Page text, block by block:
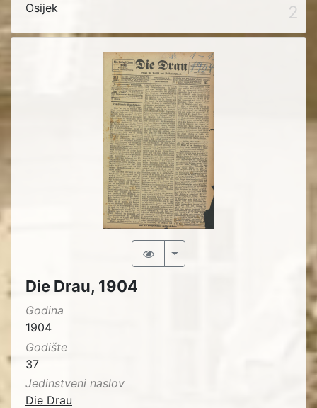
Osijek
2
Die Drau, 1904
Godina
1904
Godište
37
Jedinstveni naslov
Die Drau